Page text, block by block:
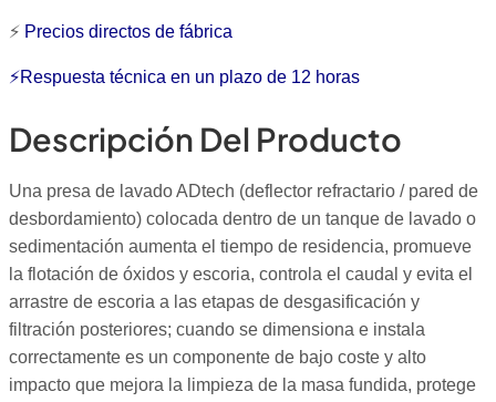
⚡ Precios directos de fábrica
⚡Respuesta técnica en un plazo de 12 horas
Descripción Del Producto
Una presa de lavado ADtech (deflector refractario / pared de
desbordamiento) colocada dentro de un tanque de lavado o
sedimentación aumenta el tiempo de residencia, promueve
la flotación de óxidos y escoria, controla el caudal y evita el
arrastre de escoria a las etapas de desgasificación y
filtración posteriores; cuando se dimensiona e instala
correctamente es un componente de bajo coste y alto
impacto que mejora la limpieza de la masa fundida, protege